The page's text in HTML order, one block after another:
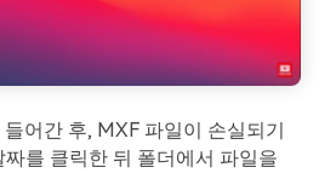
어간 후, MXF 파일이 손실되기
를 클릭한 뒤 폴더에서 파일을